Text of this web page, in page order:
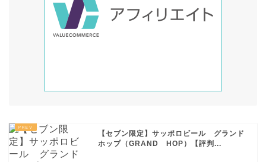
【セブン限定】サッポロビール グランド
ホップ（GRAND HOP）【評判...